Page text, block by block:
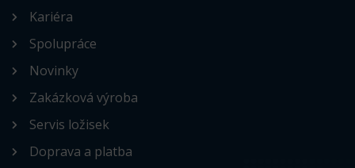
Kariéra
Spolupráce
Novinky
Zakázková výroba
Servis ložisek
Doprava a platba